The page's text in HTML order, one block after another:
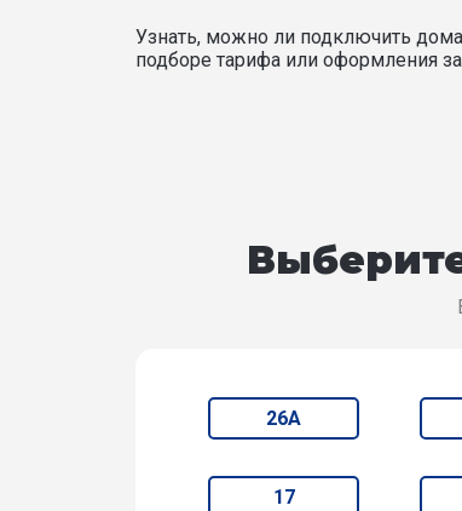
Узнать, можно ли подключить
подборе тарифа или оформления
26А
17